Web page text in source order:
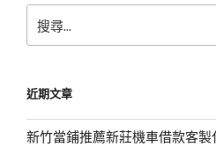
尋
字:
近期文章
新竹當鋪推薦新莊機車借款客